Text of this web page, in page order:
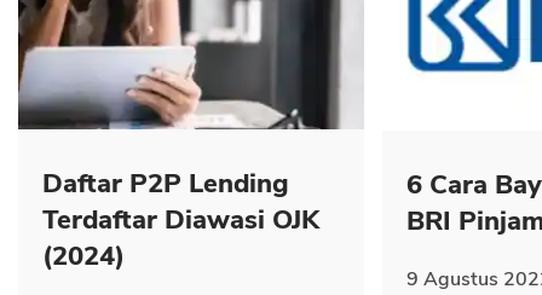
Daftar P2P Lending
Terdaftar Diawasi OJK
(2024)
6 Cara
BRI
9 Agustus